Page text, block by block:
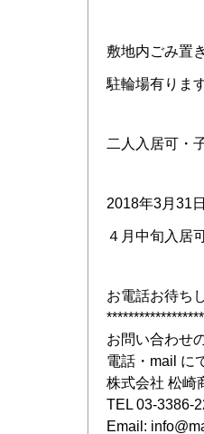
敷地内ごみ置
駐輪場有りま
二人入居可・
2018年3月31
４月中旬入居
お電話お待ち
お問い合わせ
電話・mail に
株式会社 松崎
TEL 03-3386-
Email: